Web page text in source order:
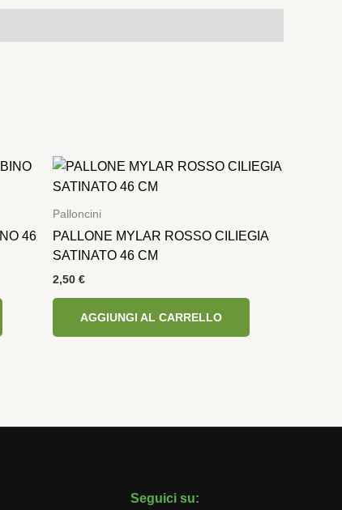
46
Palloncini
PALLONE MYLAR ROSSO CILIEGIA
SATINATO 46 CM
2,50 €
AGGIUNGI AL CARRELLO
Seguici su: